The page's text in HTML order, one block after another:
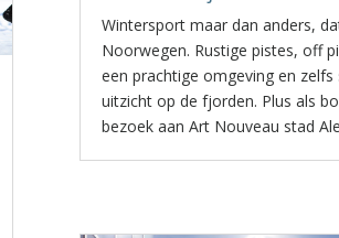
Wintersport maar dan anders,
Noorwegen. Rustige pistes, off
een prachtige omgeving en zelfs
uitzicht op de fjorden. Plus als
bezoek aan Art Nouveau stad